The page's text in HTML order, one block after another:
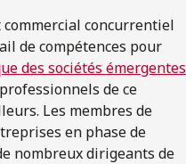
commercial concurrentiel
de compétences pour
des sociétés émergentes
de ce
Les membres de
en phase de
nombreux dirigeants de